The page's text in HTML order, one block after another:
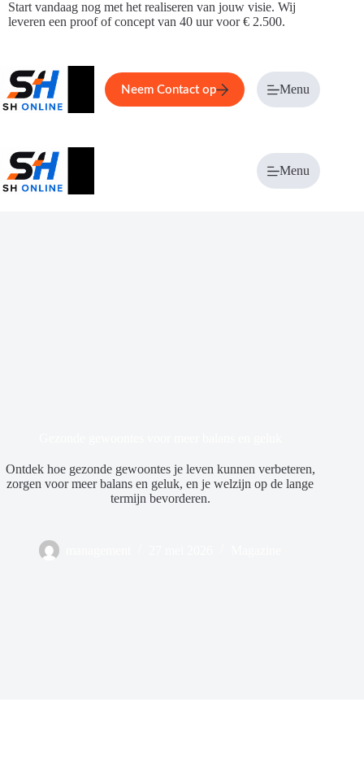
Ga
naar
Start vandaag nog met het realiseren van jouw visie. Wij
leveren een proof of concept van 40 uur voor € 2.500.
Home Service Over ons
Neem Contact op Menu
Menu
Ontdek hoe gezonde gewoontes je leven kunnen verbeteren,
zorgen voor meer balans en geluk, en je welzijn op de lange
termijn bevorderen.